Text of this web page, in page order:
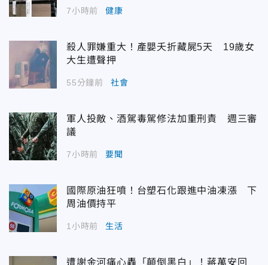
7小時前 健康
殺人罪嫌重大！產嬰夭折藏屍5天 19歲女
大生遭聲押
55分鐘前 社會
軍人投敵、酒駕毒駕修法加重刑責 週三審
議
7小時前 要聞
國際原油狂噴！台塑石化跟進中油凍漲 下
周油價持平
1小時前 生活
遭謝金河痛心轟「顛倒黑白」！蔣萬安回